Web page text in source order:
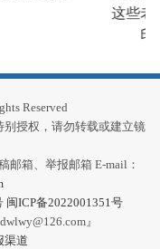
这些老
印
Reserved
授权，请勿转载或建立镜
邮箱、举报邮箱 E-mail：
闽ICP备2022001351号
』
渠道